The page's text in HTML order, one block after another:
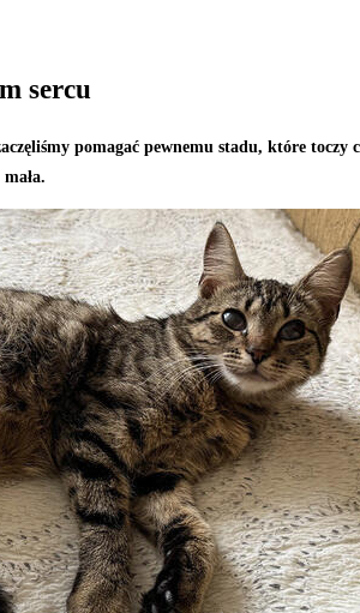
sercu
pomagać pewnemu stadu, które